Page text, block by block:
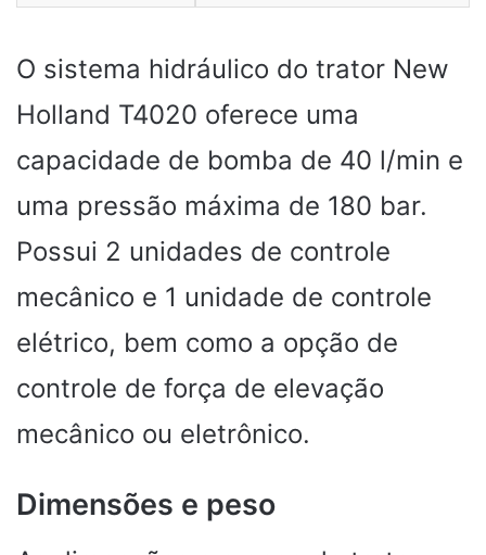
O sistema hidráulico do trator New
Holland T4020 oferece uma
capacidade de bomba de 40 l/min e
uma pressão máxima de 180 bar.
Possui 2 unidades de controle
mecânico e 1 unidade de controle
elétrico, bem como a opção de
controle de força de elevação
mecânico ou eletrônico.
Dimensões e peso